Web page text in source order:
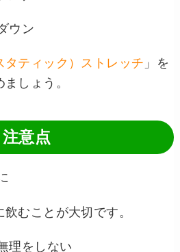
ウン
タティック）ストレッチ 」を
しょう。
注意点
むことが大切です。
理をしない